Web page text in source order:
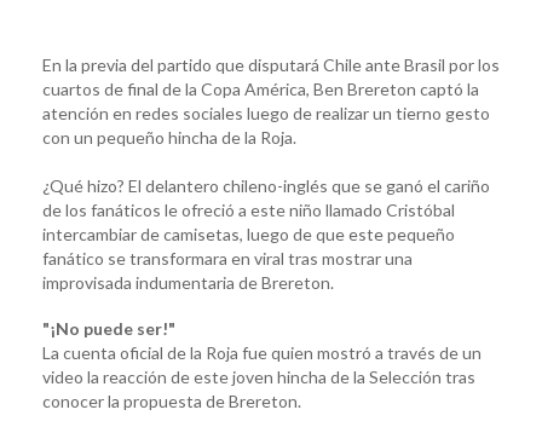
En la previa del partido que disputará Chile ante Brasil por los
cuartos de final de la Copa América, Ben Brereton captó la
atención en redes sociales luego de realizar un tierno gesto
con un pequeño hincha de la Roja.
¿Qué hizo? El delantero chileno-inglés que se ganó el cariño
de los fanáticos le ofreció a este niño llamado Cristóbal
intercambiar de camisetas, luego de que este pequeño
fanático se transformara en viral tras mostrar una
improvisada indumentaria de Brereton.
"¡No puede ser!"
La cuenta oficial de la Roja fue quien mostró a través de un
video la reacción de este joven hincha de la Selección tras
conocer la propuesta de Brereton.